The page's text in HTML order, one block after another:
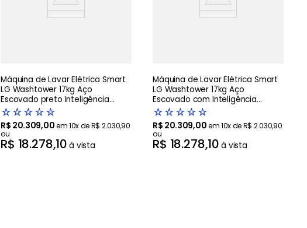
Máquina de Lavar Elétrica Smart
LG Washtower 17kg Aço
Escovado preto Inteligência
Artificial AIDD - WK17BS6A
☆☆☆☆☆
R$ 20.309,00em10x deR$ 2.030,90
ou
R$ 18.278,10 à vista
Máquina de Lavar Elétrica Smart
LG Washtower 17kg Aço
Escovado com Inteligência
Artificial AIDD - WK17VS6A -220V
☆☆☆☆☆
R$ 20.309,00em10x deR$ 2.030,90
ou
R$ 18.278,10 à vista